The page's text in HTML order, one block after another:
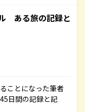
ある旅の記録と
ことになった筆者
日間の記録と記